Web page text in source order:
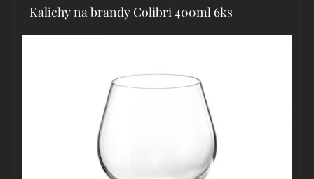
Kalichy na brandy Colibri 400ml 6ks